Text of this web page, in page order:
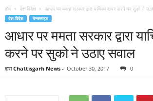
होम देश-विदेश आधार पर ममता सरकार द्वारा याचिका दायर करने पर सुको ने
देश-विदेश मेनस्लाइड
आधार पर ममता सरकार द्वारा
करने पर सुको ने उठाए सवाल
द्वारा Chattisgarh News - October 30, 2017 0